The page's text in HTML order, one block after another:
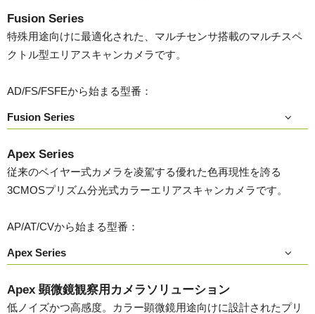
Fusion Series
特殊用途向けに最適化された、マルチセンサ搭載のマルチスペ
クトル型エリアスキャンカメラです。
AD/FS/FSFEから始まる型番：
Fusion Series
Apex Series
従来のベイヤー式カメラを凌駕する優れた色再現性を誇る
3CMOSプリズム分光式カラーエリアスキャンカメラです。
AP/AT/CVから始まる型番：
Apex Series
Apex 顕微鏡観察用カメラソリューション
低ノイズかつ高感度。カラー顕微鏡用途向けに設計されたプリ